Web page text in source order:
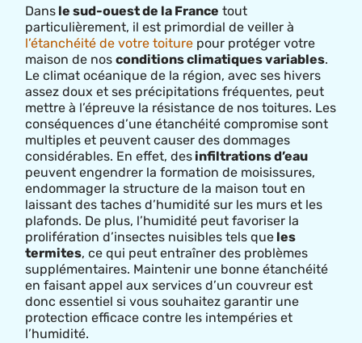
Dans le sud-ouest de la France tout
particulièrement, il est primordial de veiller à
l’étanchéité de votre toiture pour protéger votre
maison de nosconditions climatiques variables.
Le climat océanique de la région, avec ses hivers
assez doux et ses précipitations fréquentes, peut
mettre à l’épreuve la résistance de nos toitures. Les
conséquences d’une étanchéité compromise sont
multiples et peuvent causer des dommages
considérables. En effet, des infiltrations d’eau
peuvent engendrer la formation de moisissures,
endommager la structure de la maison tout en
laissant des taches d’humidité sur les murs et les
plafonds. De plus, l’humidité peut favoriser la
prolifération d’insectes nuisibles tels que les
termites, ce qui peut entraîner des problèmes
supplémentaires. Maintenir une bonne étanchéité
en faisant appel aux services d’un couvreur est
donc essentiel si vous souhaitez garantir une
protection efficace contre les intempéries et
l’humidité.